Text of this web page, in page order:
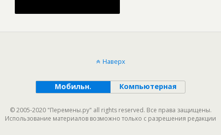
Наверх
Мобильн. Компьютерная
© 2005-2020 "Перемены.ру" all rights reserved. Все права защищены.
Использование материалов возможно только с разрешения редакции